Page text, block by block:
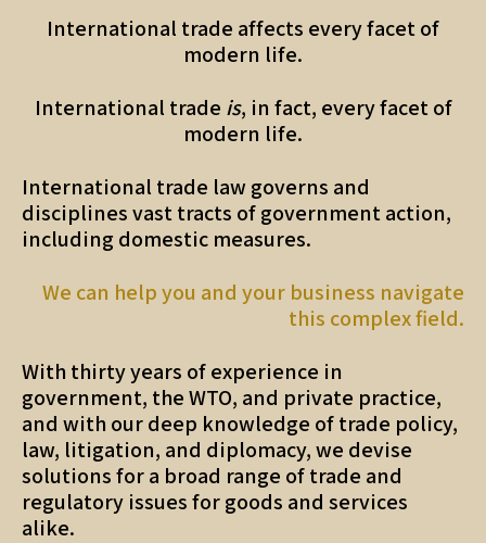
International trade affects every facet of
modern life.
International trade is, in fact, every facet of
modern life.
International trade law governs and
disciplines vast tracts of government action,
including domestic measures.
We can help you and your business navigate
this complex field.
With thirty years of experience in
government, the WTO, and private practice,
and with our deep knowledge of trade policy,
law, litigation, and diplomacy, we devise
solutions for a broad range of trade and
regulatory issues for goods and services
alike.